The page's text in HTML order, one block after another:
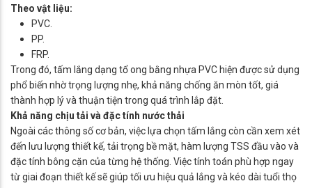
Theo vật liệu:
PVC.
PP.
FRP.
Trong đó, tấm lắng dạng tổ ong bằng nhựa PVC hiện được sử dụng
phổ biến nhờ trọng lượng nhẹ, khả năng chống ăn mòn tốt, giá
thành hợp lý và thuận tiện trong quá trình lắp đặt.
Khả năng chịu tải và đặc tính nước thải
Ngoài các thông số cơ bản, việc lựa chọn tấm lắng còn cần xem xét
đến lưu lượng thiết kế, tải trọng bề mặt, hàm lượng TSS đầu vào và
đặc tính bông cặn của từng hệ thống. Việc tính toán phù hợp ngay
từ giai đoạn thiết kế sẽ giúp tối ưu hiệu quả lắng và kéo dài tuổi thọ